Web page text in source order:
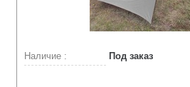
Наличие : Под заказ